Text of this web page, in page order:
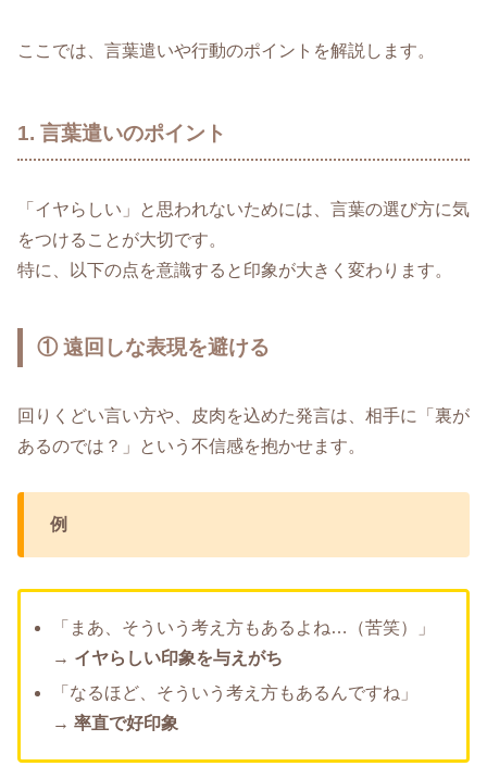
ここでは、言葉遣いや行動のポイントを解説します。
1. 言葉遣いのポイント
「イヤらしい」と思われないためには、言葉の選び方に気
をつけることが大切です。
特に、以下の点を意識すると印象が大きく変わります。
① 遠回しな表現を避ける
回りくどい言い方や、皮肉を込めた発言は、相手に「裏が
あるのでは？」という不信感を抱かせます。
例
「まあ、そういう考え方もあるよね…（苦笑）」
→ イヤらしい印象を与えがち
「なるほど、そういう考え方もあるんですね」
→率直で好印象